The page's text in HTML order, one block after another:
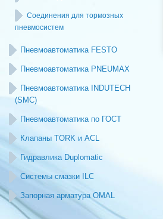
Соединения для тормозных
пневмосистем
Пневмоавтоматика FESTO
Пневмоавтоматика PNEUMAX
Пневмоавтоматика INDUTECH
(SMC)
Пневмоавтоматика по ГОСТ
Клапаны TORK и ACL
Гидравлика Duplomatic
Системы смазки ILC
Запорная арматура OMAL